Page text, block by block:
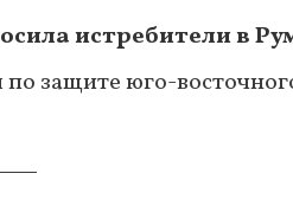
истребители в
защите юго-